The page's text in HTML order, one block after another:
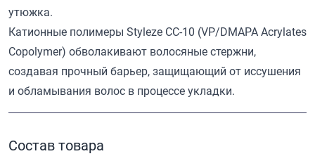
утюжка.
Катионные полимеры Styleze CC-10 (VP/DMAPA Acrylates
Copolymer) обволакивают волосяные стержни,
создавая прочный барьер, защищающий от иссушения
и обламывания волос в процессе укладки.
Состав товара